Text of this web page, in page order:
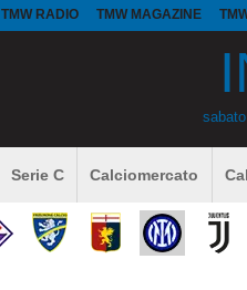
TMW RADIO TMW MAGAZINE
Serie C Calciomercato